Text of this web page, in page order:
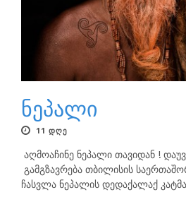
ნეპალი
11 ᲓᲦᲔ
აღმოაჩინე ნეპალი თავიდან !
გამგზავრება თბილისის
ჩასვლა ნეპალის დედაქალაქ